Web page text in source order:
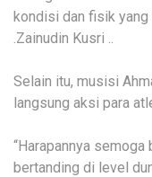
kondisi dan fisik yang
.Zainudin Kusri ..
Selain itu, musisi
langsung aksi para
“Harapannya
bertanding di level